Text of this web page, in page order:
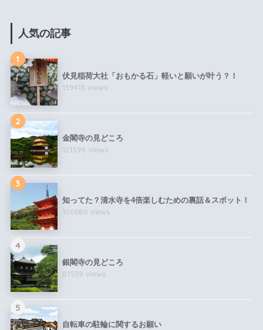
人気の記事
1
伏見稲荷大社「おもかる石」軽いと願いが叶う？！
139413 views
2
金閣寺の見どころ
121596 views
3
知ってた？清水寺を4倍楽しむための裏話＆スポット！
100686 views
4
銀閣寺の見どころ
81539 views
5
自転車の駐輪に関するお願い